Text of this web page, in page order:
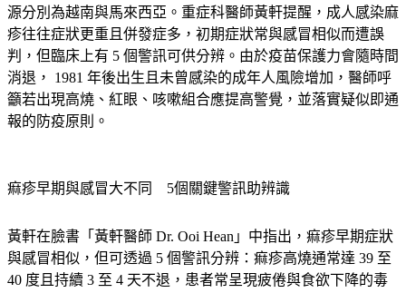
40 多歲，且兩起群聚皆為境外移入引發的國內感染，感染來
源分別為越南與馬來西亞。重症科醫師黃軒提醒，成人感染麻
疹往往症狀更重且併發症多，初期症狀常與感冒相似而遭誤
判，但臨床上有 5 個警訊可供分辨。由於疫苗保護力會隨時間
消退， 1981 年後出生且未曾感染的成年人風險增加，醫師呼
籲若出現高燒、紅眼、咳嗽組合應提高警覺，並落實疑似即通
黃軒在臉書「黃軒醫師 Dr. Ooi Hean」中指出，痲疹早期症狀
與感冒相似，但可透過 5 個警訊分辨：痲疹高燒通常達 39 至